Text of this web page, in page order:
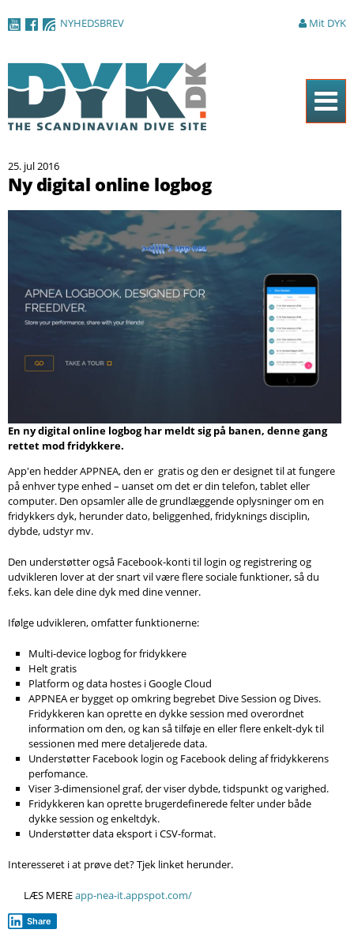
NYHEDSBREV Mit DYK
Magasinet
Artikler
Shop
Om DYK
Søg
25. jul 2016
Ny digital online logbog
En ny digital online logbog har meldt sig på banen, denne gang
rettet mod fridykkere.
App'en hedder APPNEA, den er gratis og den er designet til at fungere
på enhver type enhed – uanset om det er din telefon, tablet eller
computer. Den opsamler alle de grundlæggende oplysninger om en
fridykkers dyk, herunder dato, beliggenhed, fridyknings disciplin,
dybde, udstyr mv.
Den understøtter også Facebook-konti til login og registrering og
udvikleren lover at der snart vil være flere sociale funktioner, så du
f.eks. kan dele dine dyk med dine venner.
Ifølge udvikleren, omfatter funktionerne:
Multi-device logbog for fridykkere
Helt gratis
Platform og data hostes i Google Cloud
APPNEA er bygget op omkring begrebet Dive Session og Dives.
Fridykkeren kan oprette en dykke session med overordnet
information om den, og kan så tilføje en eller flere enkelt-dyk til
sessionen med mere detaljerede data.
Understøtter Facebook login og Facebook deling af fridykkerens
perfomance.
Viser 3-dimensionel graf, der viser dybde, tidspunkt og varighed.
Fridykkeren kan oprette brugerdefinerede felter under både
dykke session og enkeltdyk.
Understøtter data eksport i CSV-format.
Interesseret i at prøve det? Tjek linket herunder.
LÆS MEREapp-nea-it.appspot.com/
Share